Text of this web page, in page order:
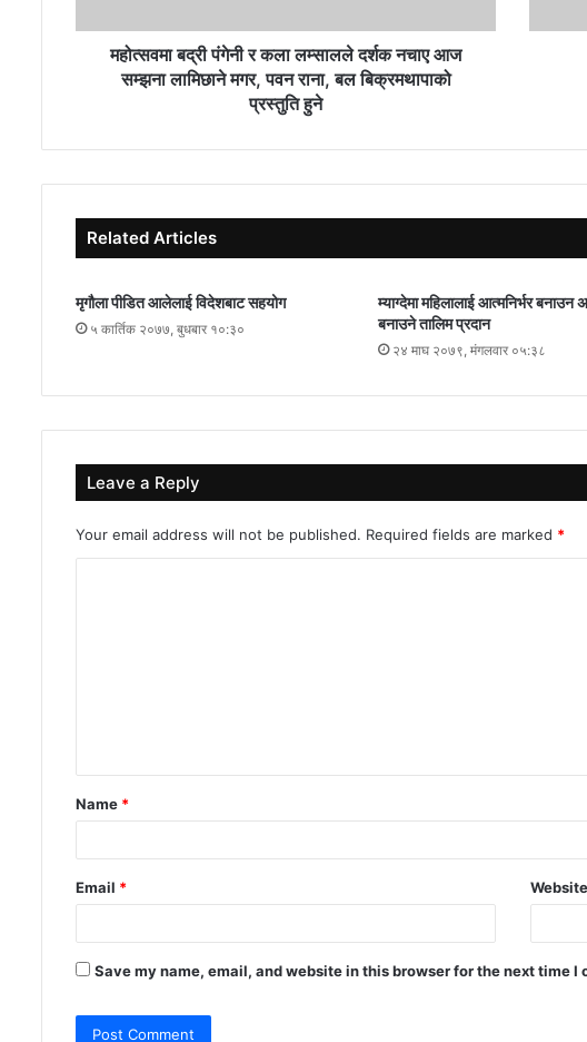
महोत्सवमा बद्री पंगेनी र कला लम्सालले दर्शक नचाए आज
सम्झना लामिछाने मगर, पवन राना, बल बिक्रमथापाको
प्रस्तुति हुने
Related Articles
मृगौला पीडित आलेलाई विदेशबाट सहयोग
५ कार्तिक २०७७, बुधबार १०:३०
म्याग्देमा महिलालाई आत्मनिर्भर बनाउन
बनाउने तालिम प्रदान
२४ माघ २०७९, मंगलवार ०५:३८
Leave a Reply
Your email address will not be published. Required fields are marked *
t
*
Name *
Email * Website
Save my name, email, and website in this browser for the next time I